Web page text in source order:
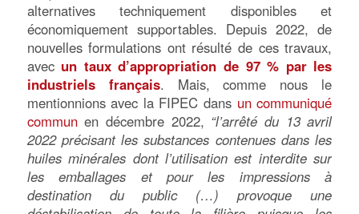
alternatives techniquement disponibles et
économiquement supportables. Depuis 2022, de
nouvelles formulations ont résulté de ces travaux,
avec un taux d’appropriation de 97 % par les
industriels français. Mais, comme nous le
mentionnions avec la FIPEC dans un communiqué
communen décembre 2022, “l’arrêté du 13 avril
2022 précisant les substances contenues dans les
huiles minérales dont l’utilisation est interdite sur
les emballages et pour les impressions à
destination du public (…) provoque une